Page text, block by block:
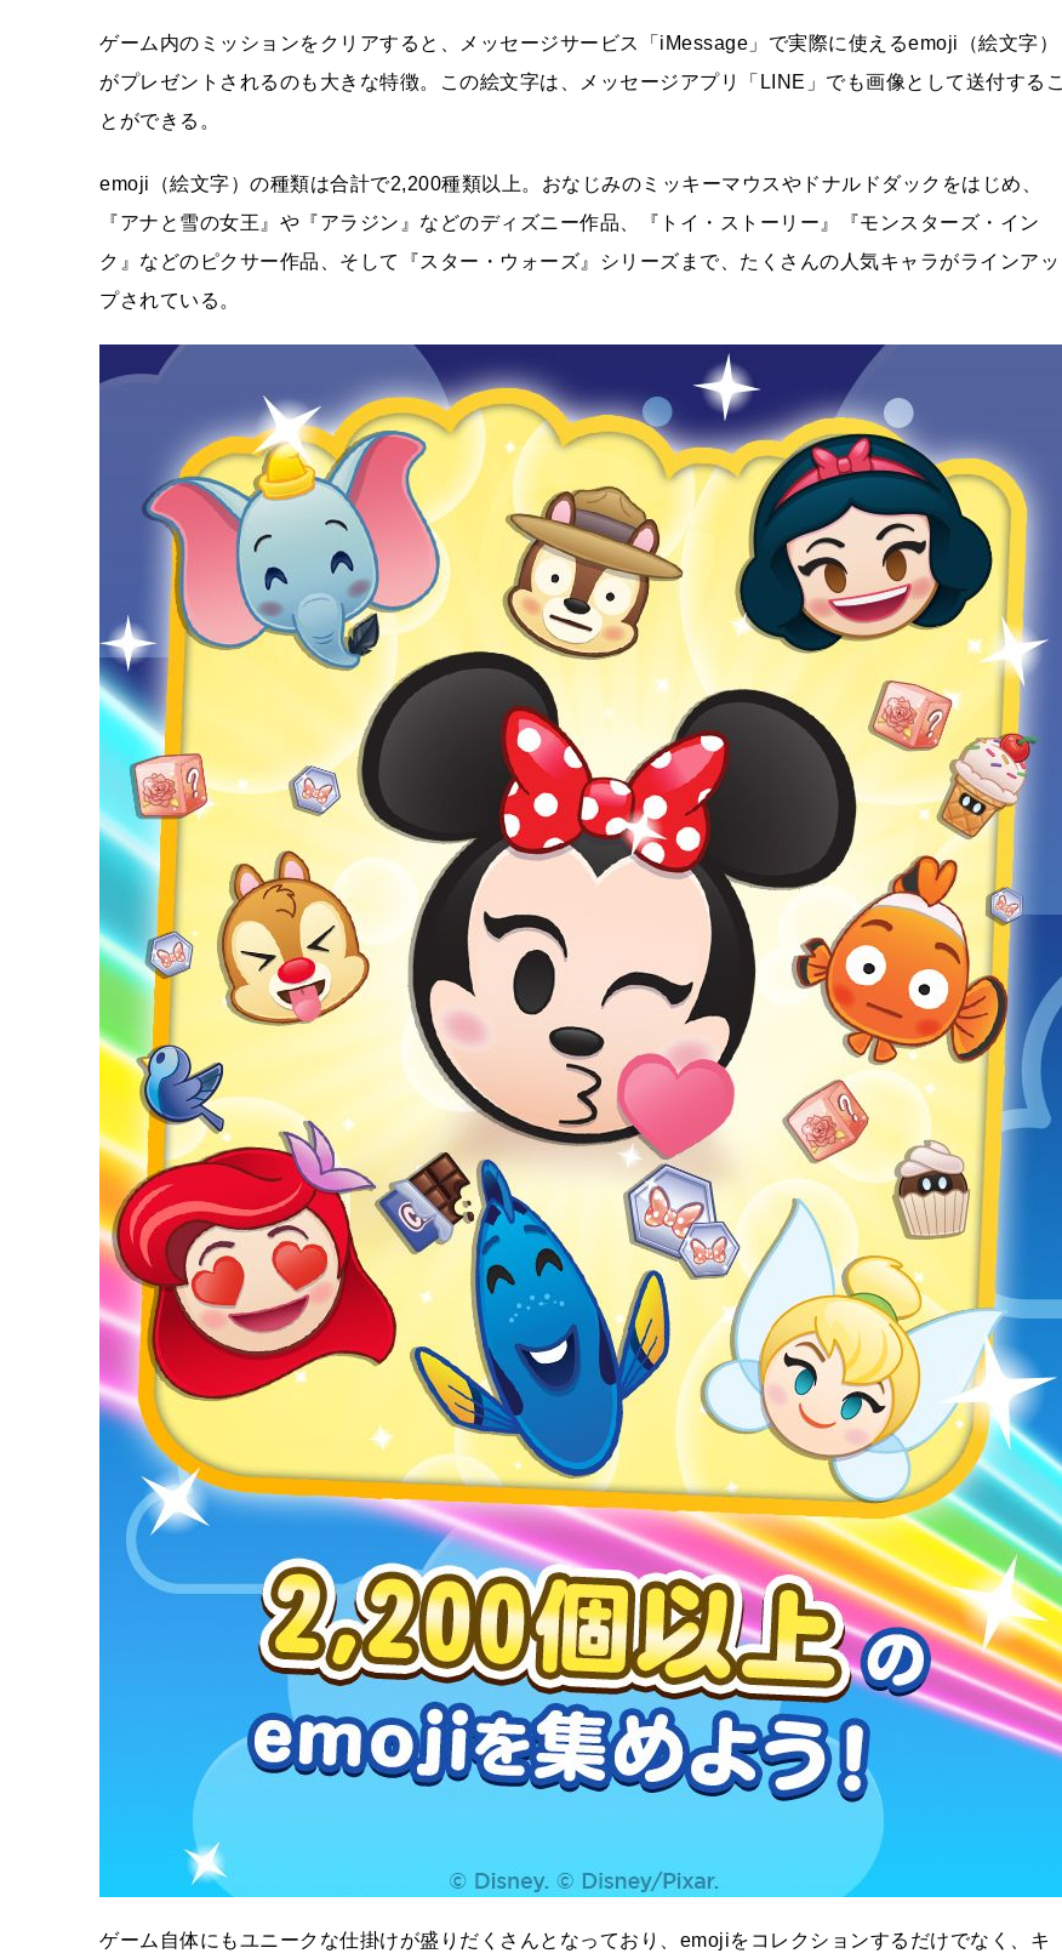
ゲーム内のミッションをクリアすると、メッセージサービス「iMessage」で実際に使えるemoji（絵文字）
がプレゼントされるのも大きな特徴。この絵文字は、メッセージアプリ「LINE」でも画像として送付するこ
とができる。
emoji（絵文字）の種類は合計で2,200種類以上。おなじみのミッキーマウスやドナルドダックをはじめ、
『アナと雪の女王』や『アラジン』などのディズニー作品、『トイ・ストーリー』『モンスターズ・イン
ク』などのピクサー作品、そして『スター・ウォーズ』シリーズまで、たくさんの人気キャラがラインアッ
プされている。
ゲーム自体にもユニークな仕掛けが盛りだくさんとなっており、emojiをコレクションするだけでなく、キ